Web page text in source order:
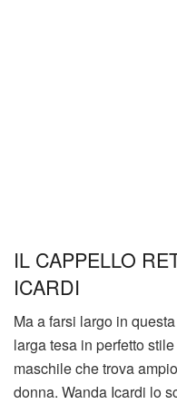
IL CAPPELLO
ICARDI
Ma a farsi largo in
larga tesa in perfetto stile
maschile che trova
donna. Wanda Icardi lo